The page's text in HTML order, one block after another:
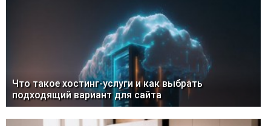
Что такое хостинг-услуги и как выбрать
подходящий вариант для сайта